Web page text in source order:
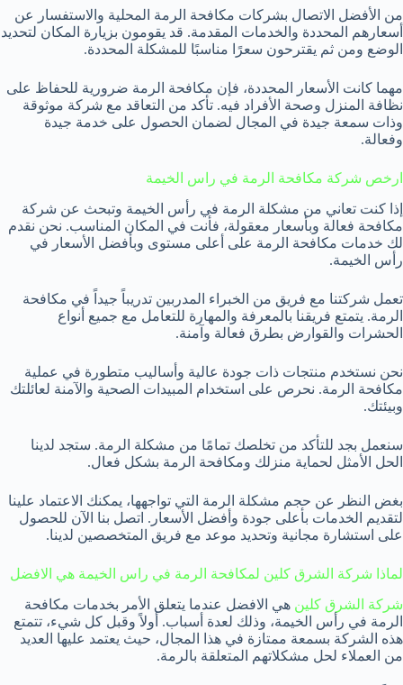
من الأفضل الاتصال بشركات مكافحة الرمة المحلية والاستفسار عن
أسعارهم المحددة والخدمات المقدمة. قد يقومون بزيارة المكان لتحديد
الوضع ومن ثم يقترحون سعرًا مناسبًا للمشكلة المحددة.
مهما كانت الأسعار المحددة، فإن مكافحة الرمة ضرورية للحفاظ على
نظافة المنزل وصحة الأفراد فيه. تأكد من التعاقد مع شركة موثوقة
وذات سمعة جيدة في المجال لضمان الحصول على خدمة جيدة
وفعالة.
ارخص شركة مكافحة الرمة في راس الخيمة
إذا كنت تعاني من مشكلة الرمة في رأس الخيمة وتبحث عن شركة
مكافحة فعالة وبأسعار معقولة، فأنت في المكان المناسب. نحن نقدم
لك خدمات مكافحة الرمة على أعلى مستوى وبأفضل الأسعار في
رأس الخيمة.
تعمل شركتنا مع فريق من الخبراء المدربين تدريباً جيداً في مكافحة
الرمة. يتمتع فريقنا بالمعرفة والمهارة للتعامل مع جميع أنواع
الحشرات والقوارض بطرق فعالة وآمنة.
نحن نستخدم منتجات ذات جودة عالية وأساليب متطورة في عملية
مكافحة الرمة. نحرص على استخدام المبيدات الصحية والآمنة لعائلتك
وبيئتك.
سنعمل بجد للتأكد من تخلصك تمامًا من مشكلة الرمة. ستجد لدينا
الحل الأمثل لحماية منزلك ومكافحة الرمة بشكل فعال.
بغض النظر عن حجم مشكلة الرمة التي تواجهها، يمكنك الاعتماد علينا
لتقديم الخدمات بأعلى جودة وأفضل الأسعار. اتصل بنا الآن للحصول
على استشارة مجانية وتحديد موعد مع فريق المتخصصين لدينا.
لماذا شركة الشرق كلين لمكافحة الرمة في راس الخيمة هي الافضل
شركة الشرق كلين هي الافضل عندما يتعلق الأمر بخدمات مكافحة
الرمة في رأس الخيمة، وذلك لعدة أسباب. أولاً وقبل كل شيء، تتمتع
هذه الشركة بسمعة ممتازة في هذا المجال، حيث يعتمد عليها العديد
من العملاء لحل مشكلاتهم المتعلقة بالرمة.